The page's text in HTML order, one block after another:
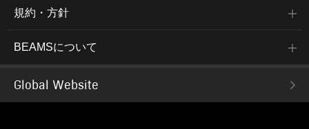
規約・方針
BEAMSについて
Global Website